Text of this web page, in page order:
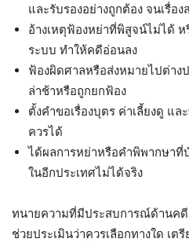
และรับรองอย่างถูกต้อง จนเรื่อง
อ้างเหตุฟ้องหย่าที่พิสูจน์ไม่ได้
ระบบ ทำให้คดีอ่อนลง
ฟ้องผิดศาลหรือส่งหมายไปต่า
ล่าช้าหรือถูกยกฟ้อง
ตั้งคำขอเรื่องบุตร ค่าเลี้ยงดู แ
ควรได้
ได้ผลการหย่าหรือคำพิพากษา
ในอีกประเทศไม่ได้จริง
ทนายความที่มีประสบการณ์ด้านคดี
ช่วยประเมินว่าควรเลือกทางใด เต